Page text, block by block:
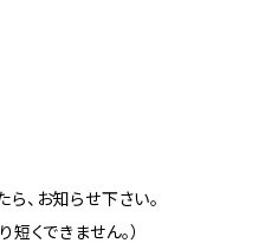
、お知らせ下さい。
くできません。）